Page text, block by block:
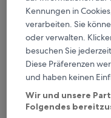
10,
Außergewöhnlich,
(1
Bewertung)
Landhaus
Kennungen in
verarbeiten. Sie
oder verwalten.
besuchen Sie
Diese Präferenzen
und haben keinen
Wir und unsere
Folgendes